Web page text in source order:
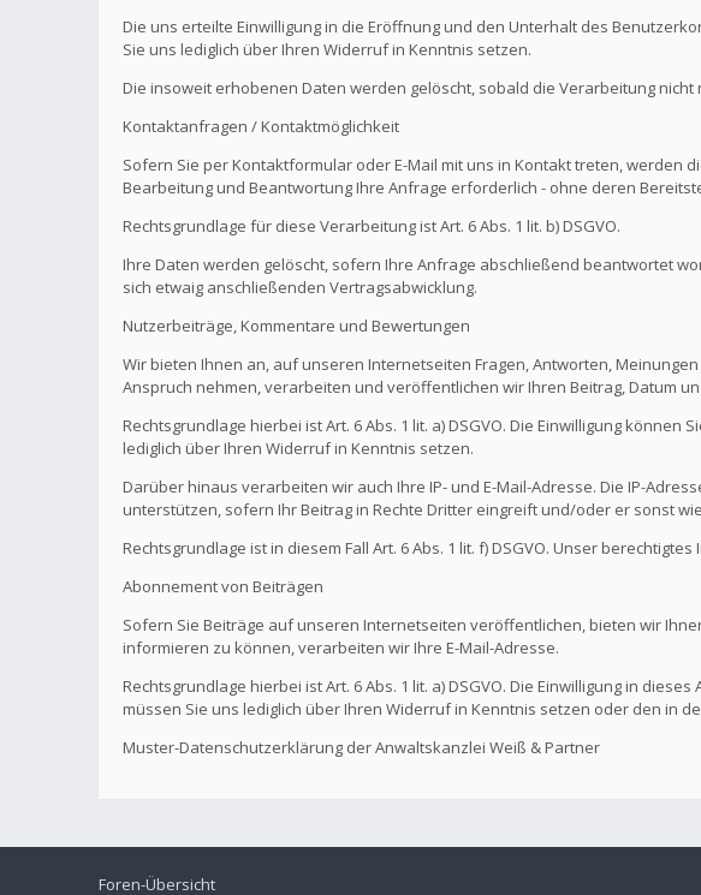
Die uns erteilte Einwilligung in die Eröffnung und den Unterhalt des
Sie uns lediglich über Ihren Widerruf in Kenntnis setzen.
Die insoweit erhobenen Daten werden gelöscht, sobald die Verarbeitung nicht
Kontaktanfragen / Kontaktmöglichkeit
Sofern Sie per Kontaktformular oder E-Mail mit uns in Kontakt treten, werden
Bearbeitung und Beantwortung Ihre Anfrage erforderlich - ohne deren
Rechtsgrundlage für diese Verarbeitung ist Art. 6 Abs. 1 lit. b) DSGVO.
Ihre Daten werden gelöscht, sofern Ihre Anfrage abschließend beantwortet
sich etwaig anschließenden Vertragsabwicklung.
Nutzerbeiträge, Kommentare und Bewertungen
Wir bieten Ihnen an, auf unseren Internetseiten Fragen, Antworten,
Anspruch nehmen, verarbeiten und veröffentlichen wir Ihren Beitrag, Datum
Rechtsgrundlage hierbei ist Art. 6 Abs. 1 lit. a) DSGVO. Die Einwilligung
lediglich über Ihren Widerruf in Kenntnis setzen.
Darüber hinaus verarbeiten wir auch Ihre IP- und E-Mail-Adresse. Die IP-
unterstützen, sofern Ihr Beitrag in Rechte Dritter eingreift und/oder er sonst
Rechtsgrundlage ist in diesem Fall Art. 6 Abs. 1 lit. f) DSGVO. Unser
Abonnement von Beiträgen
Sofern Sie Beiträge auf unseren Internetseiten veröffentlichen, bieten wir
informieren zu können, verarbeiten wir Ihre E-Mail-Adresse.
Rechtsgrundlage hierbei ist Art. 6 Abs. 1 lit. a) DSGVO. Die Einwilligung in
müssen Sie uns lediglich über Ihren Widerruf in Kenntnis setzen oder den in
Muster-Datenschutzerklärung der Anwaltskanzlei Weiß & Partner
Foren-Übersicht